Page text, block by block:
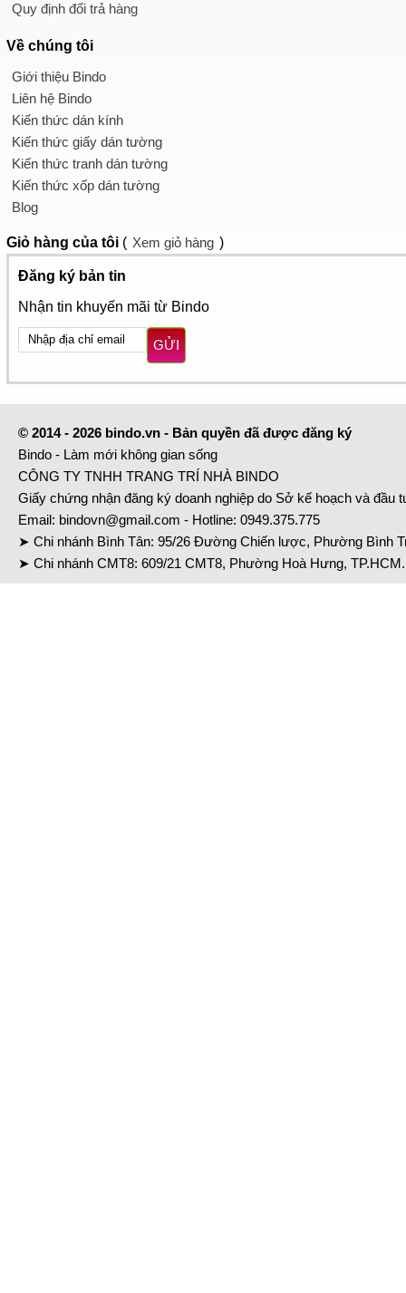
Quy định đổi trả hàng
Về chúng tôi
Giới thiệu Bindo
Liên hệ Bindo
Kiến thức dán kính
Kiến thức giấy dán tường
Kiến thức tranh dán tường
Kiến thức xốp dán tường
Blog
Giỏ hàng của tôi ( Xem giỏ hàng )
Đăng ký bản tin
Nhận tin khuyến mãi từ Bindo
GỬI
© 2014 - 2026 bindo.vn - Bản quyền đã được đăng ký
Bindo - Làm mới không gian sống
CÔNG TY TNHH TRANG TRÍ NHÀ BINDO
Giấy chứng nhận đăng ký doanh nghiệp do Sở kế hoạch và đầu
Email: bindovn@gmail.com - Hotline: 0949.375.775
➤ Chi nhánh Bình Tân: 95/26 Đường Chiến lược, Phường Bình
➤ Chi nhánh CMT8: 609/21 CMT8, Phường Hoà Hưng,